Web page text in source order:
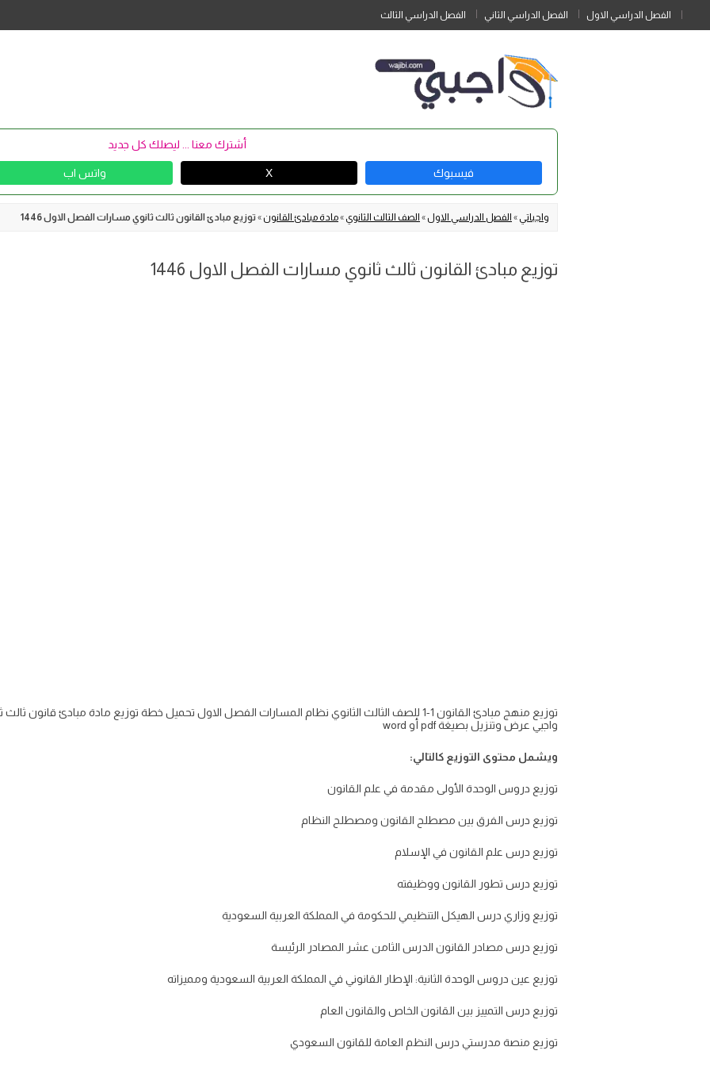
الفصل الدراسي الاول الفصل الدراسي الثاني الفصل الدراسي الثالث
أشترك معنا ... ليصلك كل جديد
فيسبوك X واتس اب
واجباتي » الفصل الدراسي الاول» الصف الثالث الثانوي »مادة مبادئ القانون»توزيع مبادئ القانون ثالث ثانوي مسارات الفصل الاول 1446
توزيع مبادئ القانون ثالث ثانوي مسارات الفصل الاول 1446
واجبي عرض وتنزيل بصيغة pdf أو word
ويشمل محتوى التوزيع كالتالي:
توزيع دروس الوحدة الأولى مقدمة في علم القانون
توزيع درس الفرق بين مصطلح القانون ومصطلح النظام
توزيع درس علم القانون في الإسلام
توزيع درس تطور القانون ووظيفته
توزيع وزاري درس الهيكل التنظيمي للحكومة في المملكة العربية السعودية
توزيع درس مصادر القانون الدرس الثامن عشر المصادر الرئيسة
توزيع عين دروس الوحدة الثانية: الإطار القانوني في المملكة العربية السعودية ومميزاته
توزيع درس التمييز بين القانون الخاص والقانون العام
توزيع منصة مدرستي درس النظم العامة للقانون السعودي